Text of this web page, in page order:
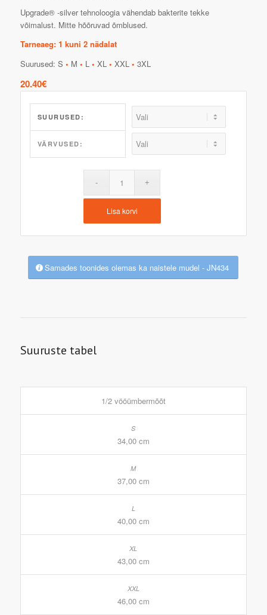
Upgrade® -silver tehnoloogia vähendab bakterite tekke
võimalust. Mitte hõõruvad õmblused.
Tarneaeg: 1 kuni 2 nädalat
Suurused: S • M • L • XL • XXL • 3XL
20.40€
SUURUSED:
VÄRVUSED:
Lisa korvi
Samades toonides olemas ka naistele mudel - JN434
Suuruste tabel
1/2 vööümbermõõt
34,00 cm
37,00 cm
40,00 cm
43,00 cm
46,00 cm